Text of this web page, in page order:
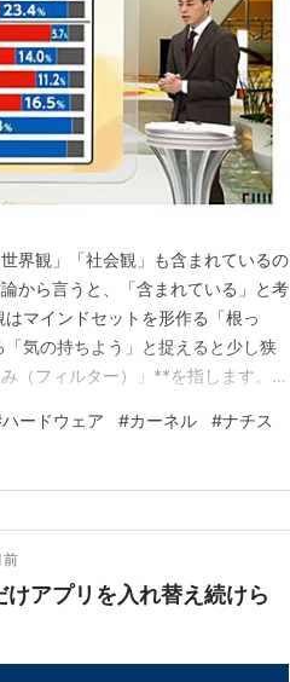
界観」「社会観」も含まれているの
から言うと、「含まれている」と考
マインドセットを形作る「根っ
気の持ちよう」と捉えると少し狭
（フィルター）」**を指します。私
下のようになります。 1. マインド
ハードウェア #カーネル #ナチス
前
アプリを入れ替え続けら